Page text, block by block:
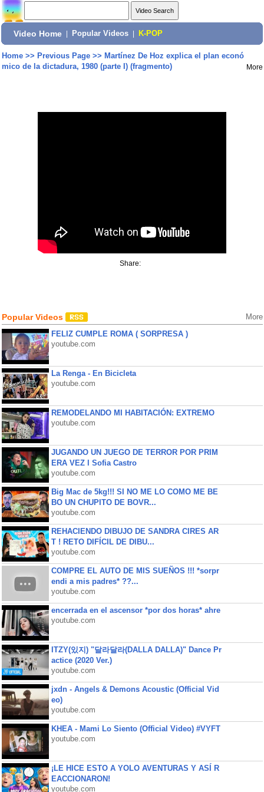
Video Home Popular Videos K-POP
Home>> Previous Page>> Martínez De Hoz explica el plan econó
mico de la dictadura, 1980 (parte I) (fragmento)
More
Share:
Popular Videos More
FELIZ CUMPLE ROMA ( SORPRESA )
youtube.com
La Renga - En Bicicleta
youtube.com
REMODELANDO MI HABITACIÓN: EXTREMO
youtube.com
JUGANDO UN JUEGO DE TERROR POR PRIM
ERA VEZ l Sofia Castro
youtube.com
Big Mac de 5kg!!! SI NO ME LO COMO ME BE
BO UN CHUPITO DE BOVR...
youtube.com
REHACIENDO DIBUJO DE SANDRA CIRES AR
T ! RETO DIFÍCIL DE DIBU...
youtube.com
COMPRE EL AUTO DE MIS SUEÑOS !!! *sorpr
endi a mis padres* ??...
youtube.com
encerrada en el ascensor *por dos horas* ahre
youtube.com
ITZY(있지) "달라달라(DALLA DALLA)" Dance Pr
actice (2020 Ver.)
youtube.com
jxdn - Angels & Demons Acoustic (Official Vid
eo)
youtube.com
KHEA - Mami Lo Siento (Official Video) #VYFT
youtube.com
¡LE HICE ESTO A YOLO AVENTURAS Y ASÍ R
EACCIONARON!
youtube.com